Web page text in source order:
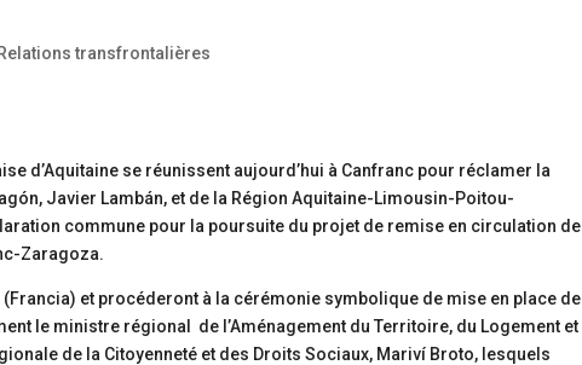
Relations transfrontalières
d’Aquitaine se réunissent aujourd’hui à Canfranc pour réclamer la
Javier Lambán, et de la Région Aquitaine-Limousin-Poitou-
commune pour la poursuite du projet de remise en circulation de
Zaragoza.
et procéderont à la cérémonie symbolique de mise en place de
le ministre régional de l’Aménagement du Territoire, du Logement et
de la Citoyenneté et des Droits Sociaux, Mariví Broto, lesquels